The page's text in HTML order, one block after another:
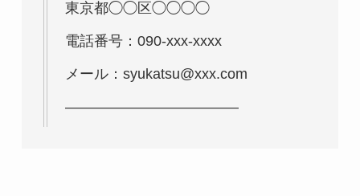
東京都◯◯区◯◯◯◯
電話番号：090-xxx-xxxx
メール：syukatsu@xxx.com
————————————